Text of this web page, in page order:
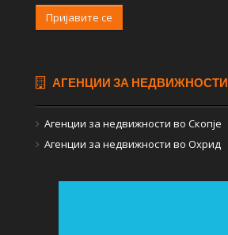
Пријавите се
АГЕНЦИИ ЗА НЕДВИЖНОСТИ
Агенции за недвижности во Скопје
Агенции за недвижности во Охрид